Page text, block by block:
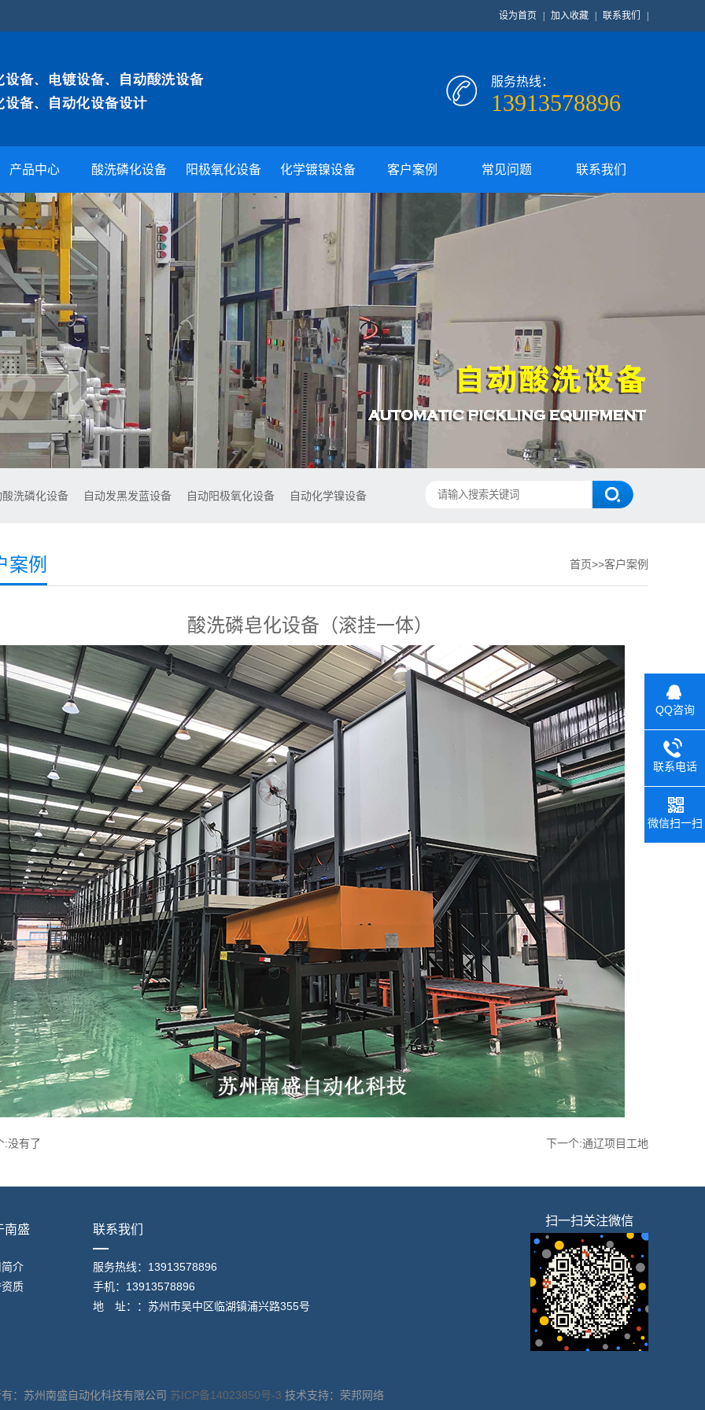
设为首页 加入收藏 联系我们
服务热线：
13913578896
产品中心 酸洗磷化设备 阳极氧化设备 化学镀镍设备 客户案例 常见问题 联系我们
洗磷化设备 自动发黑发蓝设备 自动阳极氧化设备 自动化学镍设备
案例 首页>>客户案例
酸洗磷皂化设备（滚挂一体）
:没有了 下一个:通辽项目工地
南盛
介
质
联系我们
服务热线：13913578896
手机：13913578896
地 址：：苏州市吴中区临湖镇浦兴路355号
扫一扫关注微信
：苏州南盛自动化科技有限公司 苏ICP备14023850号-3 技术支持：荣邦网络
QQ咨询
联系电话
微信扫一扫